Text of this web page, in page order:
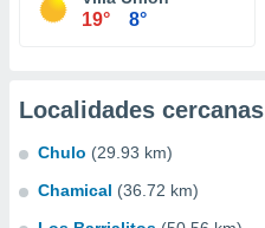
19° 8°
Localidades cercanas
Chulo (29.93 km)
Chamical (36.72 km)